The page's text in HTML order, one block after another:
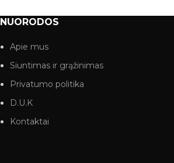
NUORODOS
Apie mus
Siuntimas ir grąžinimas
Privatumo politika
D.U.K
Kontaktai